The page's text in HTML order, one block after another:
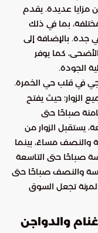
مزايا عديدة. يقدم
بما في ذلك
جدة. بالإضافة إلى
كما يوفر
الجودة.
في قلب حي الخمرة.
الزوار؛ حيث يفتح
صباحًا حتى
يستقبل الزوار من
والنصف مساءً، بينما
صباحًا حتى التاسعة
والنصف صباحًا حتى
تجعل السوق